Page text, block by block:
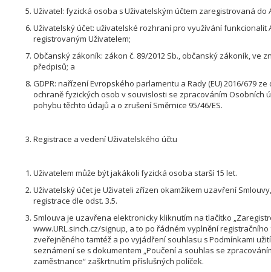
Uživatel: fyzická osoba s Uživatelským účtem zaregistrovaná do
Uživatelský účet: uživatelské rozhraní pro využívání funkcionalit
registrovaným Uživatelem;
Občanský zákoník: zákon č. 89/2012 Sb., občanský zákoník, ve
předpisů; a
GDPR: nařízení Evropského parlamentu a Rady (EU) 2016/679 ze
ochraně fyzických osob v souvislosti se zpracováním Osobních
pohybu těchto údajů a o zrušení Směrnice 95/46/ES.
Registrace a vedení Uživatelského účtu
Uživatelem může být jakákoli fyzická osoba starší 15 let.
Uživatelský účet je Uživateli zřízen okamžikem uzavření
registrace dle odst. 3.5.
Smlouva je uzavřena elektronicky kliknutím na tlačítko
www.URL.sinch.cz/signup, a to po řádném vyplnění
zveřejněného tamtéž a po vyjádření souhlasu s Podmínkami
seznámení se s dokumentem „Poučení a souhlas se
zaměstnance“ zaškrtnutím příslušných políček.